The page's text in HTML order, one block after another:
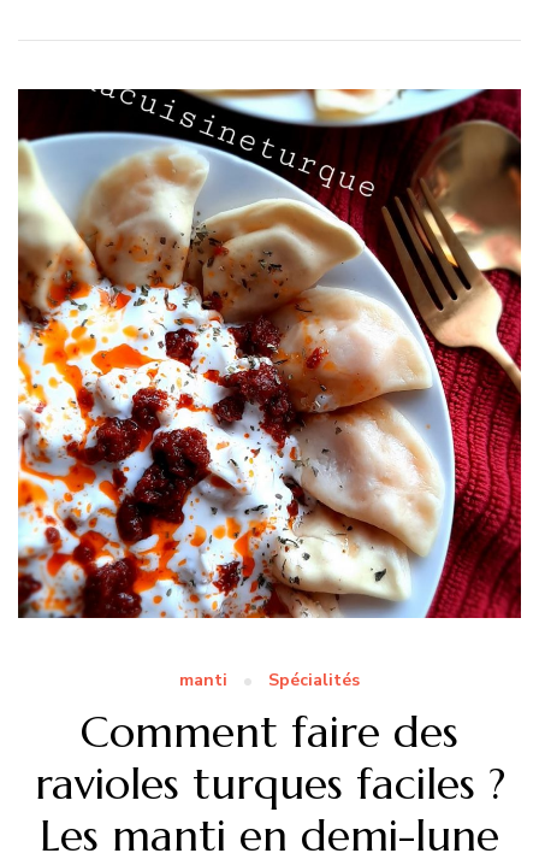
manti Spécialités
Comment faire des
ravioles turques faciles ?
Les manti en demi-lune